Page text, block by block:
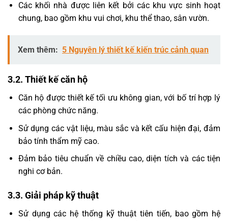
Các khối nhà được liên kết bởi các khu vực sinh hoạt
chung, bao gồm khu vui chơi, khu thể thao, sân vườn.
Xem thêm: 5 Nguyên lý thiết kế kiến trúc cảnh quan
3.2. Thiết kế căn hộ
Căn hộ được thiết kế tối ưu không gian, với bố trí hợp lý
các phòng chức năng.
Sử dụng các vật liệu, màu sắc và kết cấu hiện đại, đảm
bảo tính thẩm mỹ cao.
Đảm bảo tiêu chuẩn về chiều cao, diện tích và các tiện
nghi cơ bản.
3.3. Giải pháp kỹ thuật
Sử dụng các hệ thống kỹ thuật tiên tiến, bao gồm hệ